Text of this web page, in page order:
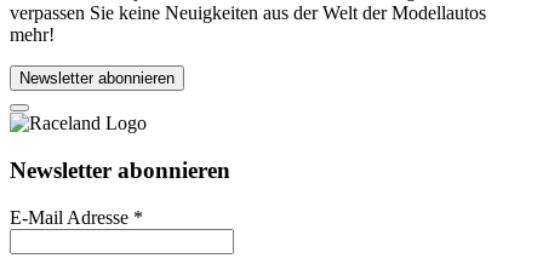
verpassen Sie keine Neuigkeiten aus der Welt der Modellautos
mehr!
Newsletter abonnieren
Newsletter abonnieren
E-Mail Adresse *